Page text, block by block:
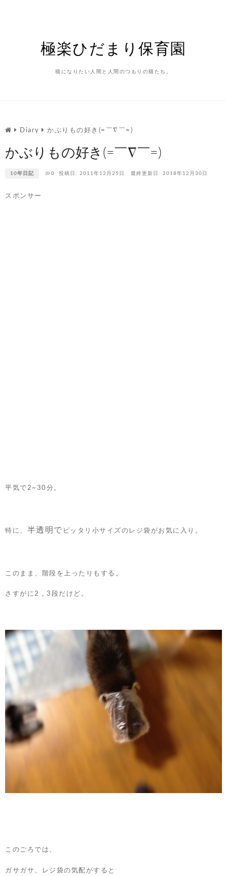
極楽ひだまり保育園
猫になりたい人間と人間のつもりの猫たち。
Diary かぶりもの好き(=￣∇￣=)
かぶりもの好き(=￣∇￣=)
10年日記 0 投稿日: 2011年12月25日 最終更新日: 2018年12月30日
スポンサー
平気で2~30分。
特に、 半透明で ピッタリ小サイズのレジ袋がお気に入り。
このまま、階段を上ったりもする。
さすがに2，3段だけど。
このごろでは、
ガサガサ、レジ袋の気配がすると